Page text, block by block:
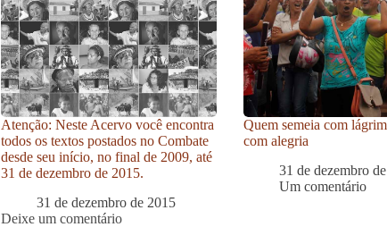
Atenção: Neste Acervo você encontra
todos os textos postados no Combate
desde seu início, no final de 2009, até
31 de dezembro de 2015.
31 de dezembro de 2015
Quem semeia com
com alegria
31 de dezembro
Um comentário
Deixe um comentário